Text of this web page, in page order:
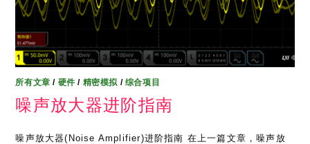
所有文章 / 硬件 / 精密模拟 / 综合项目
噪声放大器进阶指南
噪声放大器(Noise Amplifier)进阶指南 在上一篇文章，噪声放